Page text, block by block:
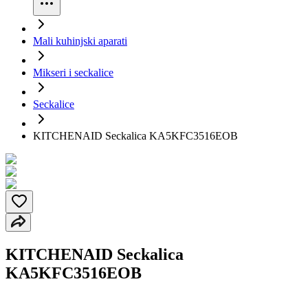
Mali kuhinjski aparati
Mikseri i seckalice
Seckalice
KITCHENAID Seckalica KA5KFC3516EOB
KITCHENAID Seckalica
KA5KFC3516EOB